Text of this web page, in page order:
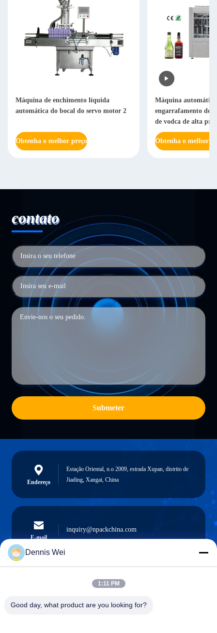
Máquina de enchimento líquida
automática do bocal do servo motor 2
Obtenha o melhor preço
Máquina
engarrafamento de
de vodca de alta
Obtenha o melhor
contato
Submeter
Endereço
Estação Oriental, n.o 2009, estrada Xupan, distrito de
Jiading, Xangai, China
E-mail
inquiry@npackchina.com
0086-21-66035560
Dennis Wei
1:11 PM
Good day, what product are you looking for?